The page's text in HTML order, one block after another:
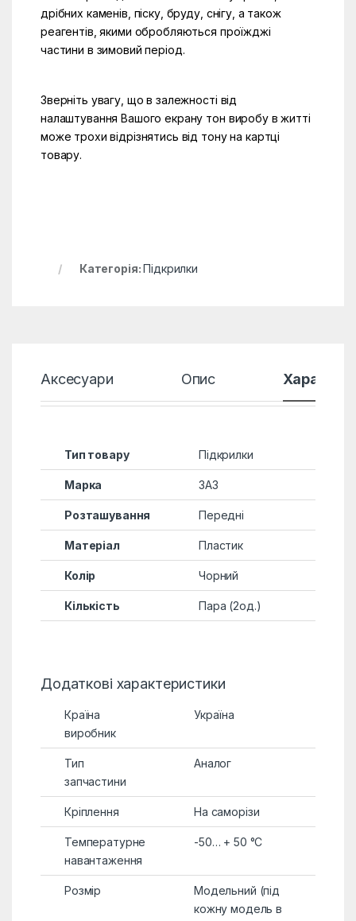
дрібних каменів, піску, бруду, снігу, а також
реагентів, якими обробляються проїжджі
частини в зимовий період.
Зверніть увагу, що в залежності від
налаштування Вашого екрану тон виробу в житті
може трохи відрізнятись від тону на картці
товару.
Категорія:Підкрилки
Аксесуари Опис
Тип товару Підкрилки
Марка ЗАЗ
Розташування Передні
Матеріал Пластик
Колір Чорний
Кількість Пара (2од.)
Додаткові характеристики
Країна
виробник
Україна
Тип
запчастини
Аналог
Кріплення На саморізи
Температурне
навантаження
-50… + 50 °C
Розмір
Модельний (під
кожну модель в